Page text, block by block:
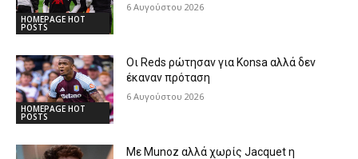
HOMEPAGE HOT
POSTS
6 Αυγούστου 2026
HOMEPAGE HOT
POSTS
Οι Reds ρώτησαν για Konsa αλλά δεν
έκαναν πρόταση
6 Αυγούστου 2026
Με Munoz αλλά χωρίς Jacquet η